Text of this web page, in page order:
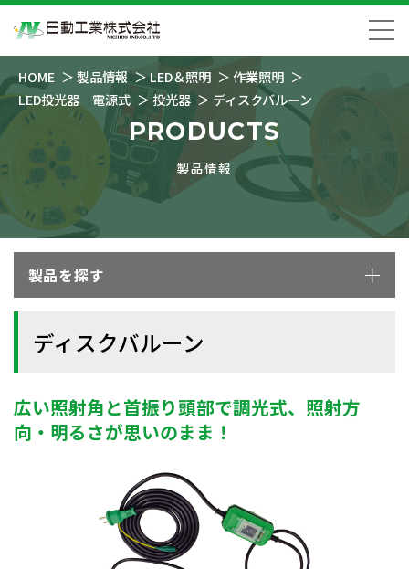
HOME 製品情報 LED＆照明
作業照明
LED投光器 電源式
投光器 ディスクバルーン
PRODUCTS
製品情報
製品を探す
ディスクバルーン
広い照射角と首振り頭部で調光式、照射方
向・明るさが思いのまま！